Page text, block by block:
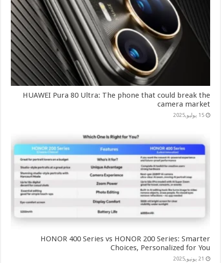
HUAWEI Pura 80 Ultra: The phone that could break the
camera market
15 يوليو,2025
HONOR 400 Series vs HONOR 200 Series: Smarter
Choices, Personalized for You
21 يونيو,2025